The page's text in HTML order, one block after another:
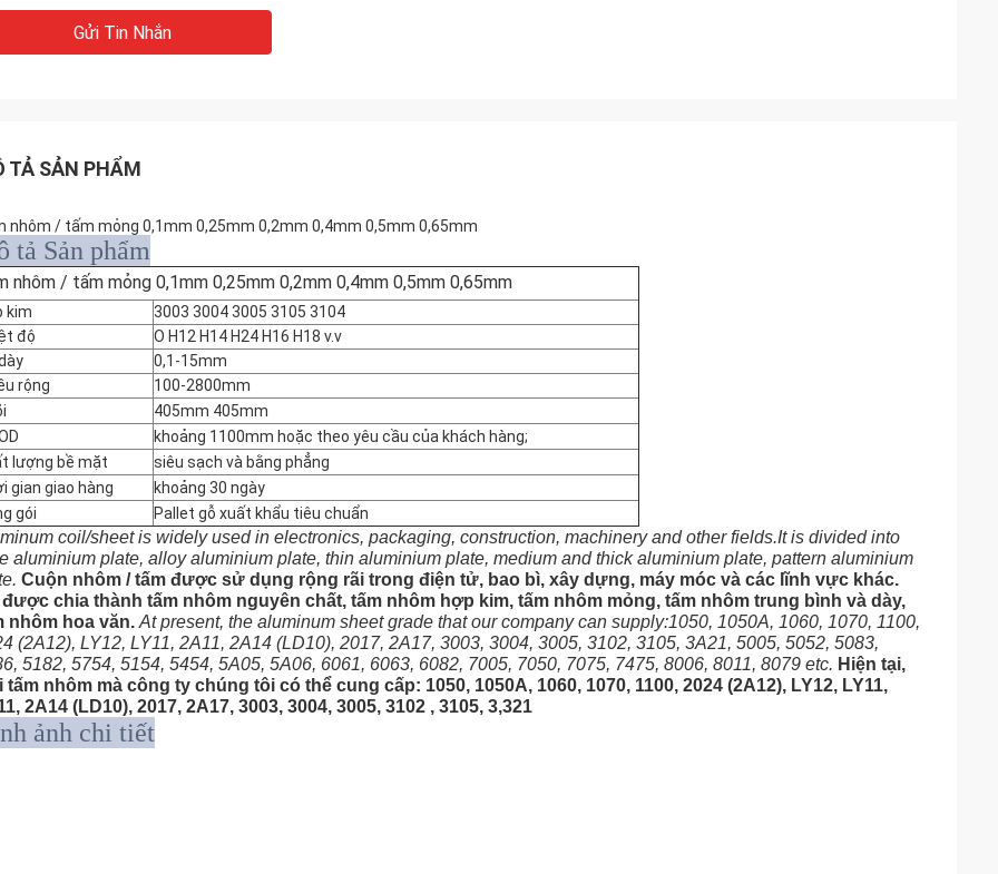
Gửi Tin Nhắn
TẢ SẢN PHẨM
nhôm / tấm mỏng 0,1mm 0,25mm 0,2mm 0,4mm 0,5mm 0,65mm
tả Sản phẩm
nhôm / tấm mỏng 0,1mm 0,25mm 0,2mm 0,4mm 0,5mm 0,65mm
kim
3003 3004 3005 3105 3104
độ
O H12 H14 H24 H16 H18 v.v
0,1-15mm
rộng
100-2800mm
405mm 405mm
khoảng 1100mm hoặc theo yêu cầu của khách hàng;
lượng bề mặt
siêu sạch và bằng phẳng
gian giao hàng
khoảng 30 ngày
gói
Pallet gỗ xuất khẩu tiêu chuẩn
coil/sheet is widely used in electronics, packaging, construction, machinery and other fields.It is divided into
aluminium plate, alloy aluminium plate, thin aluminium plate, medium and thick aluminium plate, pattern aluminium
Cuộn nhôm / tấm được sử dụng rộng rãi trong điện tử, bao bì, xây dựng, máy móc và các lĩnh vực khác.
được chia thành tấm nhôm nguyên chất, tấm nhôm hợp kim, tấm nhôm mỏng, tấm nhôm trung bình và dày,
nhôm hoa văn. At present, the aluminum sheet grade that our company can supply:1050, 1050A, 1060, 1070, 1100,
(2A12), LY12, LY11, 2A11, 2A14 (LD10), 2017, 2A17, 3003, 3004, 3005, 3102, 3105, 3A21, 5005, 5052, 5083,
5182, 5754, 5154, 5454, 5A05, 5A06, 6061, 6063, 6082, 7005, 7050, 7075, 7475, 8006, 8011, 8079 etc. Hiện tại,
tấm nhôm mà công ty chúng tôi có thể cung cấp: 1050, 1050A, 1060, 1070, 1100, 2024 (2A12), LY12, LY11,
2A14 (LD10), 2017, 2A17, 3003, 3004, 3005, 3102 , 3105, 3,321
ảnh chi tiết